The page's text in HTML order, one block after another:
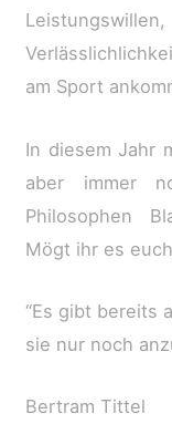
am Sport
In diesem Jahr
aber immer
Philosophen
Mögt ihr es
“Es gibt bereits
sie nur noch
Bertram Tittel